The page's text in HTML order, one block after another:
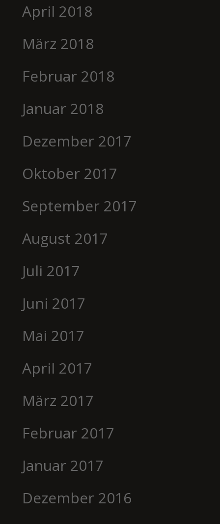
April 2018
März 2018
Februar 2018
Januar 2018
Dezember 2017
Oktober 2017
September 2017
August 2017
Juli 2017
Juni 2017
Mai 2017
April 2017
März 2017
Februar 2017
Januar 2017
Dezember 2016